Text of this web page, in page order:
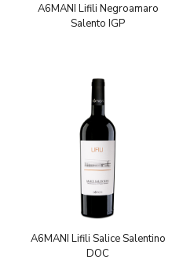
A6MANI Lifili Negroamaro
Salento IGP
A6MANI Lifili Salice Salentino
DOC